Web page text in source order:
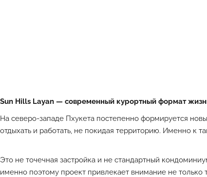
Sun Hills Layan — современный курортный формат
На северо-западе Пхукета постепенно формируется
отдыхать и работать, не покидая территорию. Именно к
Это не точечная застройка и не стандартный
именно поэтому проект привлекает внимание не только